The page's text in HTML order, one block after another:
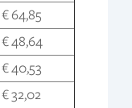
€ 64,85
€ 48,64
€ 40,53
€ 32,02